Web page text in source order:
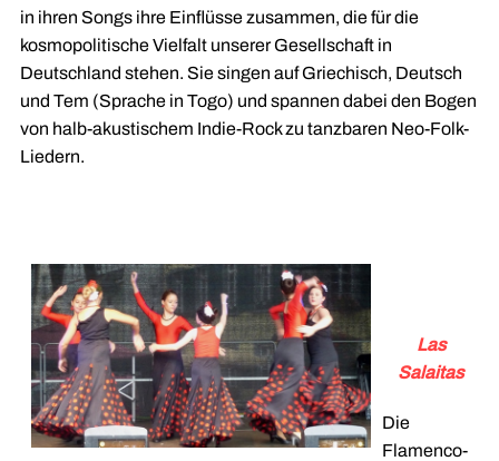
in ihren Songs ihre Einflüsse zusammen, die für die
kosmopolitische Vielfalt unserer Gesellschaft in
Deutschland stehen. Sie singen auf Griechisch, Deutsch
und Tem (Sprache in Togo) und spannen dabei den Bogen
von halb-akustischem Indie-Rock zu tanzbaren Neo-Folk-
Liedern.
Las
Salaitas
Die
Flamenco-